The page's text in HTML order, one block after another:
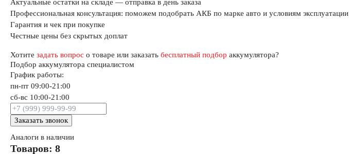
Актуальные остатки на складе — отправка в день заказа
Профессиональная консультация: поможем подобрать АКБ по марке авто и условиям эксплуатации
Гарантия и чек при покупке
Честные цены без скрытых доплат
Хотите задать вопрос о товаре или заказать бесплатный подбор аккумулятора?
Подбор аккумулятора специалистом
График работы:
пн-пт 09:00-21:00
сб-вс 10:00-21:00
Заказать звонок
Аналоги в наличии
Товаров: 8